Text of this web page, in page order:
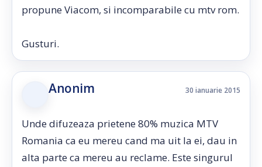
propune Viacom, si incomparabile cu mtv rom.
Gusturi.
Anonim 30 ianuarie 2015
Unde difuzeaza prietene 80% muzica MTV
Romania ca eu mereu cand ma uit la ei, dau in
alta parte ca mereu au reclame. Este singurul